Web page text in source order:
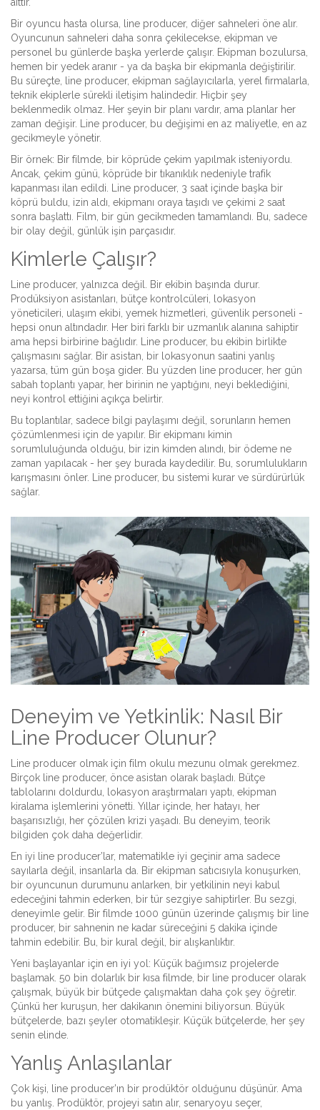
Bir oyuncu hasta olursa, line producer, diğer sahneleri öne alır.
Oyuncunun sahneleri daha sonra çekilecekse, ekipman ve
personel bu günlerde başka yerlerde çalışır. Ekipman bozulursa,
hemen bir yedek aranır - ya da başka bir ekipmanla değiştirilir.
Bu süreçte, line producer, ekipman sağlayıcılarla, yerel firmalarla,
teknik ekiplerle sürekli iletişim halindedir. Hiçbir şey
beklenmedik olmaz. Her şeyin bir planı vardır, ama planlar her
zaman değişir. Line producer, bu değişimi en az maliyetle, en az
gecikmeyle yönetir.
Bir örnek: Bir filmde, bir köprüde çekim yapılmak isteniyordu.
Ancak, çekim günü, köprüde bir tıkanıklık nedeniyle trafik
kapanması ilan edildi. Line producer, 3 saat içinde başka bir
köprü buldu, izin aldı, ekipmanı oraya taşıdı ve çekimi 2 saat
sonra başlattı. Film, bir gün gecikmeden tamamlandı. Bu, sadece
bir olay değil, günlük işin parçasıdır.
Kimlerle Çalışır?
Line producer, yalnızca değil. Bir ekibin başında durur.
Prodüksiyon asistanları, bütçe kontrolcüleri, lokasyon
yöneticileri, ulaşım ekibi, yemek hizmetleri, güvenlik personeli -
hepsi onun altındadır. Her biri farklı bir uzmanlık alanına sahiptir
ama hepsi birbirine bağlıdır. Line producer, bu ekibin birlikte
çalışmasını sağlar. Bir asistan, bir lokasyonun saatini yanlış
yazarsa, tüm gün boşa gider. Bu yüzden line producer, her gün
sabah toplantı yapar, her birinin ne yaptığını, neyi beklediğini,
neyi kontrol ettiğini açıkça belirtir.
Bu toplantılar, sadece bilgi paylaşımı değil, sorunların hemen
çözümlenmesi için de yapılır. Bir ekipmanı kimin
sorumluluğunda olduğu, bir izin kimden alındı, bir ödeme ne
zaman yapılacak - her şey burada kaydedilir. Bu, sorumlulukların
karışmasını önler. Line producer, bu sistemi kurar ve sürdürürlük
sağlar.
Deneyim ve Yetkinlik: Nasıl Bir
Line Producer Olunur?
Line producer olmak için film okulu mezunu olmak gerekmez.
Birçok line producer, önce asistan olarak başladı. Bütçe
tablolarını doldurdu, lokasyon araştırmaları yaptı, ekipman
kiralama işlemlerini yönetti. Yıllar içinde, her hatayı, her
başarısızlığı, her çözülen krizi yaşadı. Bu deneyim, teorik
bilgiden çok daha değerlidir.
En iyi line producer’lar, matematikle iyi geçinir ama sadece
sayılarla değil, insanlarla da. Bir ekipman satıcısıyla konuşurken,
bir oyuncunun durumunu anlarken, bir yetkilinin neyi kabul
edeceğini tahmin ederken, bir tür sezgiye sahiptirler. Bu sezgi,
deneyimle gelir. Bir filmde 1000 günün üzerinde çalışmış bir line
producer, bir sahnenin ne kadar süreceğini 5 dakika içinde
tahmin edebilir. Bu, bir kural değil, bir alışkanlıktır.
Yeni başlayanlar için en iyi yol: Küçük bağımsız projelerde
başlamak. 50 bin dolarlık bir kısa filmde, bir line producer olarak
çalışmak, büyük bir bütçede çalışmaktan daha çok şey öğretir.
Çünkü her kuruşun, her dakikanın önemini biliyorsun. Büyük
bütçelerde, bazı şeyler otomatikleşir. Küçük bütçelerde, her şey
senin elinde.
Yanlış Anlaşılanlar
Çok kişi, line producer’ın bir prodüktör olduğunu düşünür. Ama
bu yanlış. Prodüktör, projeyi satın alır, senaryoyu seçer,